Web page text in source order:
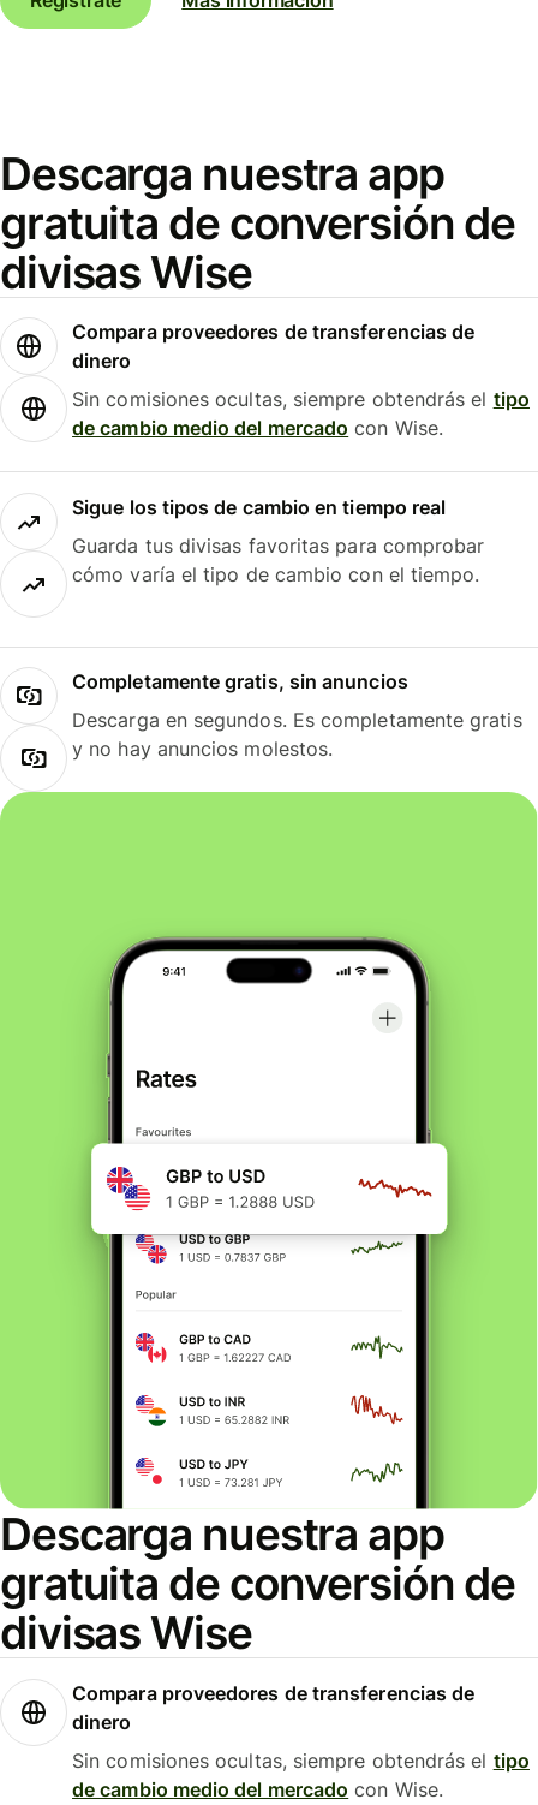
Descarga nuestra app
gratuita de conversión de
divisas Wise
Compara proveedores de transferencias de
dinero
Sin comisiones ocultas, siempre obtendrás el tipo
de cambio medio del mercado con Wise.
Sigue los tipos de cambio en tiempo real
Guarda tus divisas favoritas para comprobar
cómo varía el tipo de cambio con el tiempo.
Completamente gratis, sin anuncios
Descarga en segundos. Es completamente gratis
y no hay anuncios molestos.
Descarga nuestra app
gratuita de conversión de
divisas Wise
Compara proveedores de transferencias de
dinero
Sin comisiones ocultas, siempre obtendrás el tipo
de cambio medio del mercado con Wise.